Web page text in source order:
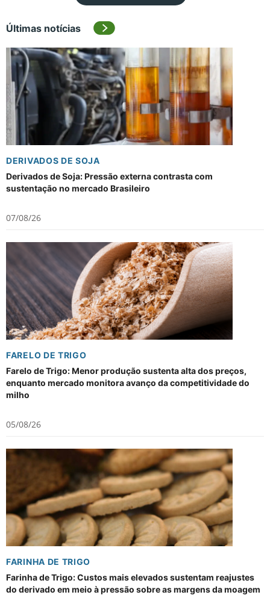
Últimas notícias
DERIVADOS DE SOJA
Derivados de Soja: Pressão externa contrasta com
sustentação no mercado Brasileiro
07/08/26
FARELO DE TRIGO
Farelo de Trigo: Menor produção sustenta alta dos preços,
enquanto mercado monitora avanço da competitividade do
milho
05/08/26
FARINHA DE TRIGO
Farinha de Trigo: Custos mais elevados sustentam reajustes
do derivado em meio à pressão sobre as margens da moagem